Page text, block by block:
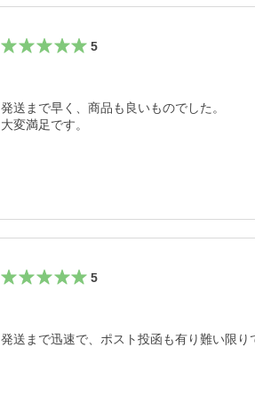
5
発送まで早く、商品も良いものでした。
大変満足です。
5
発送まで迅速で、ポスト投函も有り難い限り